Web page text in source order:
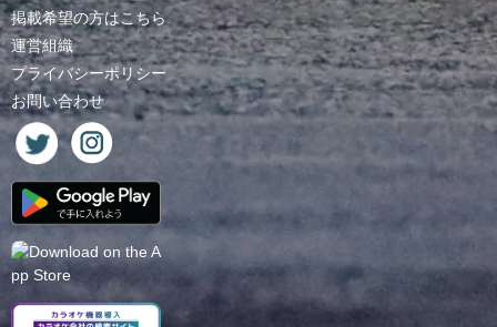
掲載希望の方はこちら
運営組織
プライバシーポリシー
お問い合わせ